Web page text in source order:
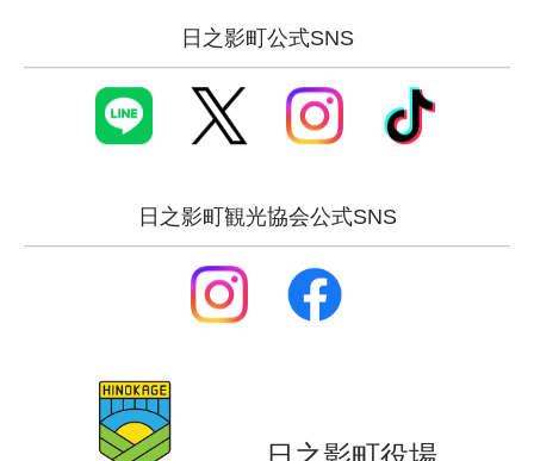
日之影町公式SNS
日之影町観光協会公式SNS